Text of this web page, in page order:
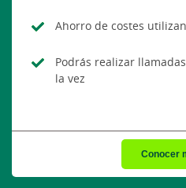
Ahorro de costes
Podrás realizar
la vez
Conocer